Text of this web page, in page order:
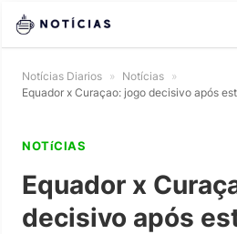
Notícias Diarios » Notícias »
Equador x Curaçao: jogo decisivo após
NOTíCIAS
Equador x
decisivo após